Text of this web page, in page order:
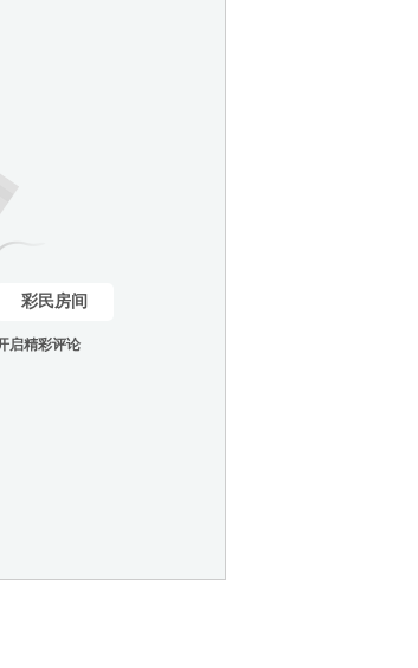
彩民房间
启精彩评论